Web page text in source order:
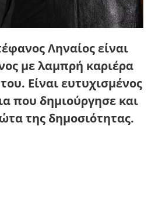
Ληναίος είναι
με λαμπρή καριέρα
Είναι ευτυχισμένος
που δημιούργησε και
της δημοσιότητας.